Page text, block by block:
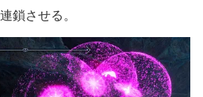
鎖させる。